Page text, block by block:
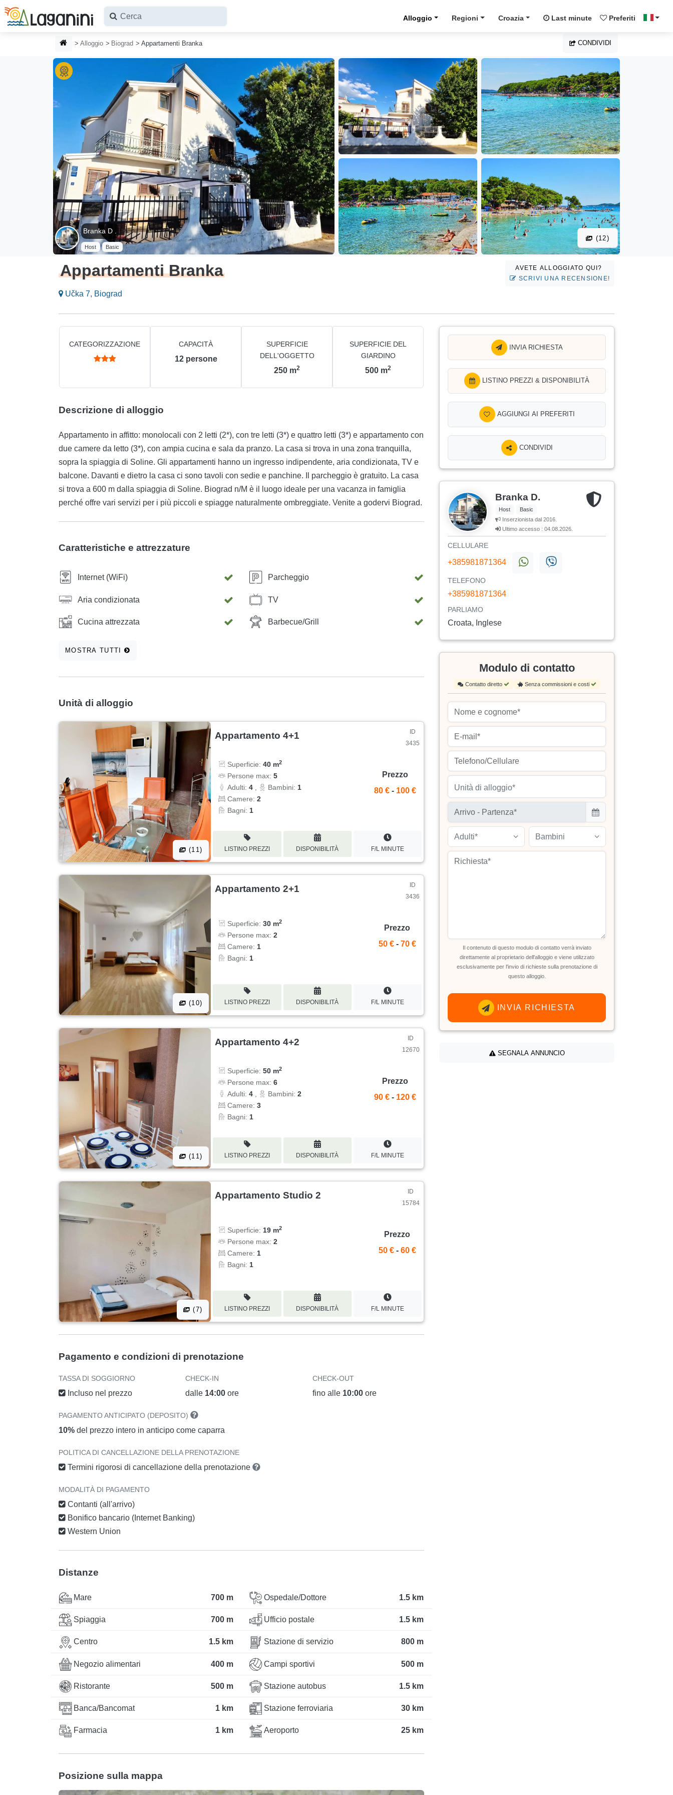
Vai al contenuto principale
Alloggio Regioni Croazia Last minute Preferiti
HOMEPAGE
Alloggio Biograd Appartamenti Branka CONDIVIDI
Branka D .
Host Basic
(12)
Appartamenti Branka
Učka 7, Biograd
AVETE ALLOGGIATO QUI?
SCRIVI UNA RECENSIONE!
CATEGORIZZAZIONE CAPACITÀ
12 persone
SUPERFICIE
DELL'OGGETTO
250 m2
SUPERFICIE DEL
GIARDINO
500 m2
Descrizione di alloggio
Appartamento in affitto: monolocali con 2 letti (2*), con tre letti (3*) e quattro letti (3*) e appartamento con
due camere da letto (3*), con ampia cucina e sala da pranzo. La casa si trova in una zona tranquilla,
sopra la spiaggia di Soline. Gli appartamenti hanno un ingresso indipendente, aria condizionata, TV e
balcone. Davanti e dietro la casa ci sono tavoli con sedie e panchine. Il parcheggio è gratuito. La casa
si trova a 600 m dalla spiaggia di Soline. Biograd n/M è il luogo ideale per una vacanza in famiglia
perché offre vari servizi per i più piccoli e spiagge naturalmente ombreggiate. Venite a godervi Biograd.
Caratteristiche e attrezzature
Internet (WiFi) Parcheggio
Aria condizionata TV
Cucina attrezzata Barbecue/Grill
MOSTRA TUTTI
Unità di alloggio
(11)
Appartamento 4+1
ID
3435
Superficie:40 m2
Persone max:5
Adulti:4 , Bambini:1
Camere:2
Bagni:1
Prezzo
80 € - 100 €
LISTINO PREZZI DISPONIBILITÀ F/L MINUTE
(10)
Appartamento 2+1
ID
3436
Superficie:30 m2
Persone max:2
Camere: 1
Bagni: 1
Prezzo
50 € - 70 €
LISTINO PREZZI DISPONIBILITÀ F/L MINUTE
(11)
Appartamento 4+2
ID
12670
Superficie:50 m2
Persone max:6
Adulti:4 , Bambini:2
Camere:3
Bagni:1
Prezzo
90 € - 120 €
LISTINO PREZZI DISPONIBILITÀ F/L MINUTE
(7)
Appartamento Studio 2
ID
15784
Superficie: 19 m2
Persone max:2
Camere: 1
Bagni: 1
Prezzo
50 € - 60 €
LISTINO PREZZI DISPONIBILITÀ F/L MINUTE
Pagamento e condizioni di prenotazione
TASSA DI SOGGIORNO
Incluso nel prezzo
CHECK-IN
dalle 14:00 ore
CHECK-OUT
fino alle 10:00ore
PAGAMENTO ANTICIPATO (DEPOSITO)
10% del prezzo intero in anticipo come caparra
POLITICA DI CANCELLAZIONE DELLA PRENOTAZIONE
Termini rigorosi di cancellazione della prenotazione
MODALITÀ DI PAGAMENTO
Contanti (all'arrivo)
Bonifico bancario (Internet Banking)
Western Union
Distanze
Mare 700 m
Spiaggia 700 m
Centro 1.5 km
Negozio alimentari 400 m
Ristorante 500 m
Banca/Bancomat 1 km
Farmacia 1 km
Ospedale/Dottore 1.5 km
Ufficio postale 1.5 km
Stazione di servizio 800 m
Campi sportivi 500 m
Stazione autobus 1.5 km
Stazione ferroviaria 30 km
Aeroporto 25 km
Posizione sulla mappa
INVIA RICHIESTA
LISTINO PREZZI & DISPONIBILITÀ
AGGIUNGI AI PREFERITI
CONDIVIDI
Branka D.
Host
Basic
Inserzionista dal 2016.
Ultimo accesso : 04.08.2026.
CELLULARE
+385981871364
TELEFONO
+385981871364
PARLIAMO
Croata, Inglese
Modulo di contatto
Contatto diretto Senza commissioni e costi
Unità di alloggio*
Adulti* Bambini
Il contenuto di questo modulo di contatto verrà inviato
direttamente al proprietario dell'alloggio e viene utilizzato
esclusivamente per l'invio di richieste sulla prenotazione di
questo alloggio.
INVIA RICHIESTA
SEGNALA ANNUNCIO